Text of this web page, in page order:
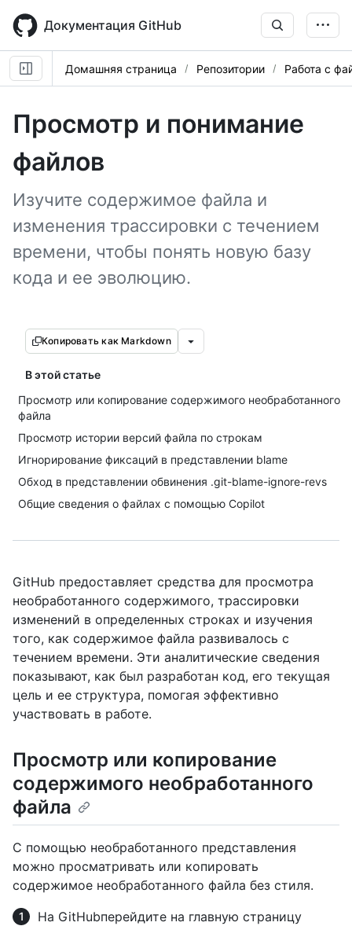
main
content
Документация GitHub
Домашняя страница Репозитории Работа с
Просмотр и понимание
файлов
Изучите содержимое файла и
изменения трассировки с течением
времени, чтобы понять новую базу
кода и ее эволюцию.
Копировать как Markdown
В этой статье
Просмотр или копирование содержимого необработанного
файла
Просмотр истории версий файла по строкам
Игнорирование фиксаций в представлении blame
Обход в представлении обвинения .git-blame-ignore-revs
Общие сведения о файлах с помощью Copilot
GitHub предоставляет средства для просмотра
необработанного содержимого, трассировки
изменений в определенных строках и изучения
того, как содержимое файла развивалось с
течением времени. Эти аналитические сведения
показывают, как был разработан код, его текущая
цель и ее структура, помогая эффективно
участвовать в работе.
Просмотр или копирование
содержимого необработанного
файла
С помощью необработанного представления
можно просматривать или копировать
содержимое необработанного файла без стиля.
На GitHubперейдите на главную страницу